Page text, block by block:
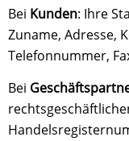
Bei Kunden: Ihre
Zuname, Adresse,
Telefonnummer,
Bei